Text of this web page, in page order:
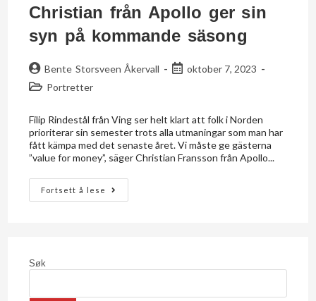
Christian från Apollo ger sin
syn på kommande säsong
Bente Storsveen Åkervall
oktober 7, 2023
Portretter
Filip Rindestål från Ving ser helt klart att folk i Norden
prioriterar sin semester trots alla utmaningar som man har
fått kämpa med det senaste året. Vi måste ge gästerna
”value for money”, säger Christian Fransson från Apollo...
Fortsett å lese
Søk